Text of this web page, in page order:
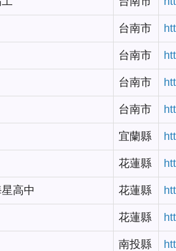
台南市
台南市
台南市
台南市
宜蘭縣
花蓮縣
高中 花蓮縣
花蓮縣
南投縣